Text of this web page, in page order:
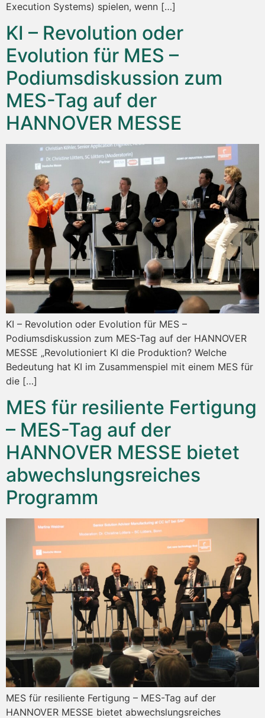
Execution Systems) spielen, wenn […]
KI – Revolution oder
Evolution für MES –
Podiumsdiskussion zum
MES-Tag auf der
HANNOVER MESSE
KI – Revolution oder Evolution für MES –
Podiumsdiskussion zum MES-Tag auf der HANNOVER
MESSE „Revolutioniert KI die Produktion? Welche
Bedeutung hat KI im Zusammenspiel mit einem MES für
die […]
MES für resiliente Fertigung
– MES-Tag auf der
HANNOVER MESSE bietet
abwechslungsreiches
Programm
MES für resiliente Fertigung – MES-Tag auf der
HANNOVER MESSE bietet abwechslungsreiches